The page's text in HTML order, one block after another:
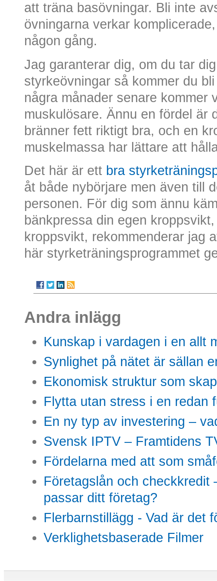
att träna basövningar. Bli inte
övningarna verkar
någon gång.
Jag garanterar dig, om du tar
styrkeövningar så kommer du
några månader senare kommer
muskulösare. Ännu en fördel är
bränner fett riktigt bra, och en
muskelmassa har lättare att
Det här är ett bra
åt både nybörjare men även till
personen. För dig som ännu
bänkpressa din egen
kroppsvikt, rekommenderar jag
här styrketräningsprogrammet
Andra inlägg
Kunskap i vardagen i en allt
Synlighet på nätet är sällan
Ekonomisk struktur som
Flytta utan stress i en redan
En ny typ av investering –
Svensk IPTV – Framtidens
Fördelarna med att som
Företagslån och checkkredit
passar ditt företag?
Flerbarnstillägg - Vad är det
Verklighetsbaserade Filmer